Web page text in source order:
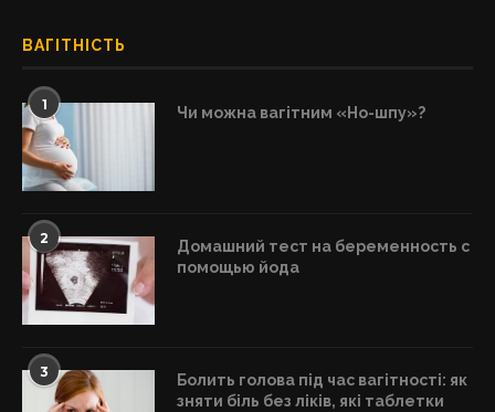
ВАГІТНІСТЬ
1 Чи можна вагітним «Но-шпу»?
2
Домашний тест на беременность с
помощью йода
3
Болить голова під час вагітності: як
зняти біль без ліків, які таблетки